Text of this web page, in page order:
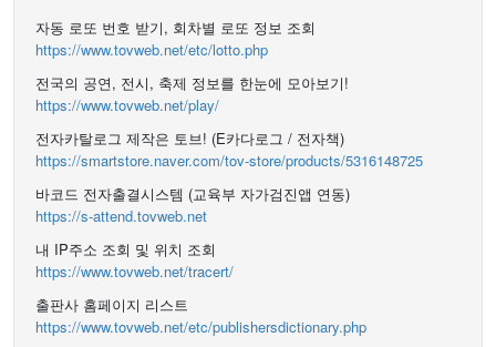
자동 로또 번호 받기, 회차별 로또 정보 조회
https://www.tovweb.net/etc/lotto.php
전국의 공연, 전시, 축제 정보를 한눈에 모아보기!
https://www.tovweb.net/play/
전자카탈로그 제작은 토브! (E카다로그 / 전자책)
https://smartstore.naver.com/tov-store/products/5316148725
바코드 전자출결시스템 (교육부 자가검진앱 연동)
https://s-attend.tovweb.net
내 IP주소 조회 및 위치 조회
https://www.tovweb.net/tracert/
출판사 홈페이지 리스트
https://www.tovweb.net/etc/publishersdictionary.php